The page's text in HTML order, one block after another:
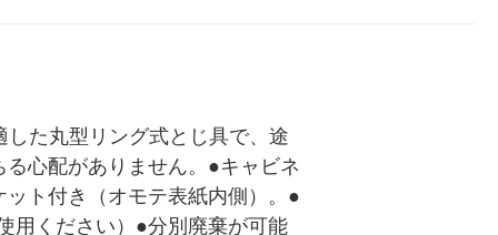
た丸型リング式とじ具で、途
心配がありません。●キャビネ
ト付き（オモテ表紙内側）。●
用ください）●分別廃棄が可能